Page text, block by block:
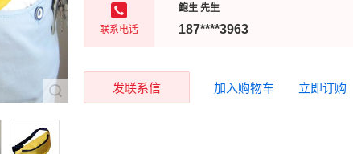
联系电话
鲍生 先生
187****3963
发联系信 加入购物车 立即订购